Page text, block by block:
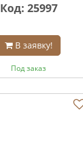
Код: 25997
В заявку!
Под заказ